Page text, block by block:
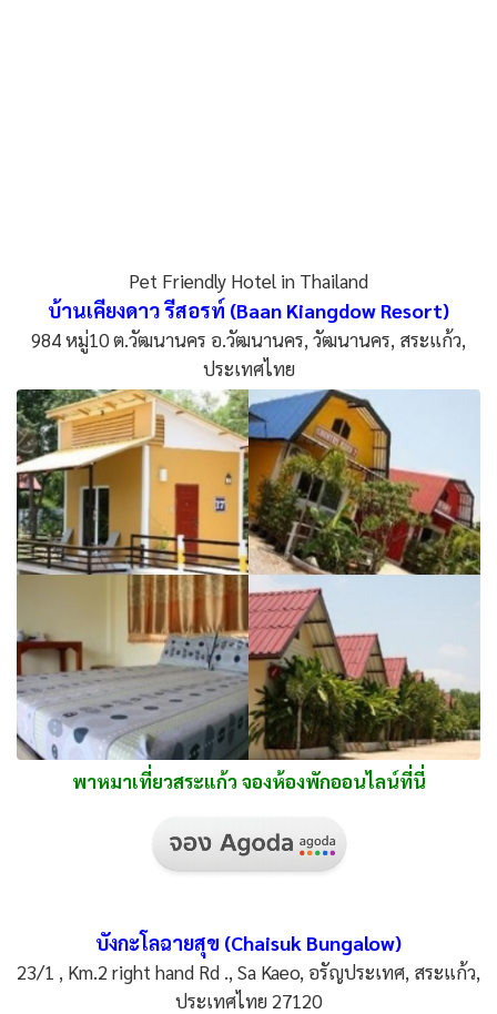
Pet Friendly Hotel in Thailand
บ้านเคียงดาว รีสอรท์ (Baan Kiangdow Resort)
984 หมู่10 ต.วัฒนานคร อ.วัฒนานคร, วัฒนานคร, สระแก้ว,
ประเทศไทย
พาหมาเที่ยวสระแก้ว จองห้องพักออนไลน์ที่นี่
บังกะโลฉายสุข (Chaisuk Bungalow)
23/1 , Km.2 right hand Rd ., Sa Kaeo, อรัญประเทศ, สระแก้ว,
ประเทศไทย 27120